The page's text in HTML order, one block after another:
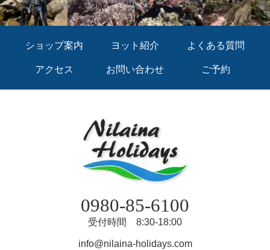
ショップ案内 ヨット紹介 よくある質問
アクセス お問い合わせ ご予約
0980-85-6100
受付時間 8:30-18:00
info@nilaina-holidays.com